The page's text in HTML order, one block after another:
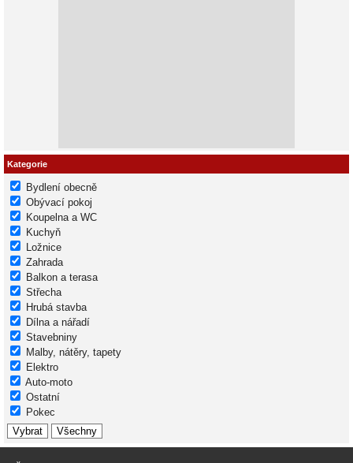
Kategorie
Bydlení obecně
Obývací pokoj
Koupelna a WC
Kuchyň
Ložnice
Zahrada
Balkon a terasa
Střecha
Hrubá stavba
Dílna a nářadí
Stavebniny
Malby, nátěry, tapety
Elektro
Auto-moto
Ostatní
Pokec